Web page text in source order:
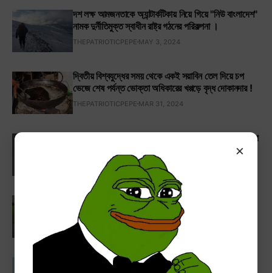
দশ লক্ষ আমজনতাকে অ্যান্টার্কটিকায় নিয়ে গিয়ে "নিউ বাংলাদেশ"
নামক দুর্নীতিমুক্ত স্বাধীন রাষ্ট্র গঠনের পরিকল্পনা ।
THEPATRIOTICPEPE MAY 3, 2024
দ্বিতীয় বিশ্বযুদ্ধের সময় থেকে একই সয়াবিন তেল দিয়ে চপ
ভেজে শেষ পর্যন্ত ভোক্তা অধিকারের খপ্পড়ে বৃদ্ধ দোকানদার !
THEPATRIOTICPEPE MAR 31, 2024
যে কারণে বাংলাদেশে ল্যাটিন হরফে বাংলা লেখার প্রচলন শুরু করা
THEPATRIOTICPEPEFEB 13, 2024
১৮ কোটি হিজড়ার ভোটে খাম্বা তারেক এখন বাংলাদেশের
প্রধানমন্ত্রী !
THEPATRIOTICPEPEFEB 21, 2026
পাঞ্জেরী গাইড মুখস্ত করে 'শিক্ষিত' হওয়া যুবকেরা কুপিয়ে হত্যা
×